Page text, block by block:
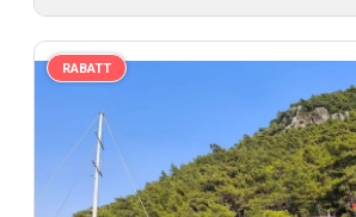
RABATT